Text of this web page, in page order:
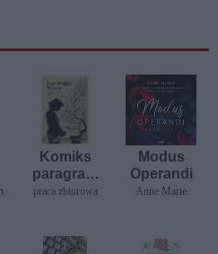
Komiks
paragrafo
wy. Łzy
praca zbiorowa
Modus
Operandi
Anne Marie